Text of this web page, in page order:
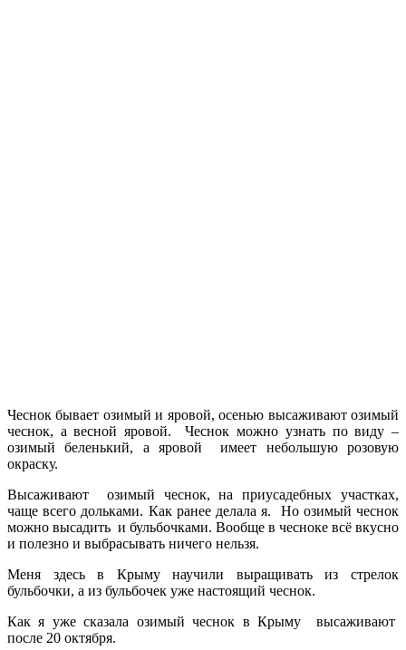
Чеснок бывает озимый и яровой, осенью высаживают озимый
чеснок, а весной яровой. Чеснок можно узнать по виду –
озимый беленький, а яровой имеет небольшую розовую
окраску.
Высаживают озимый чеснок, на приусадебных участках,
чаще всего дольками. Как ранее делала я. Но озимый чеснок
можно высадить и бульбочками. Вообще в чесноке всё вкусно
и полезно и выбрасывать ничего нельзя.
Меня здесь в Крыму научили выращивать из стрелок
бульбочки, а из бульбочек уже настоящий чеснок.
Как я уже сказала озимый чеснок в Крыму высаживают
после 20 октября.